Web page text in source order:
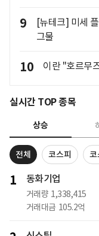
9
[뉴테크] 미세
그물
10 이란 "호르무
실시간 TOP 종목
상승
전체 코스피 코
1 동화기업
거래량 1,338,415
거래대금 105.2억